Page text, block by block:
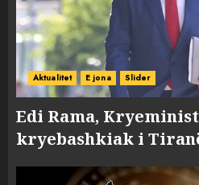
Aktualitet E jona Slider
Edi Rama,
kryebashkiak i